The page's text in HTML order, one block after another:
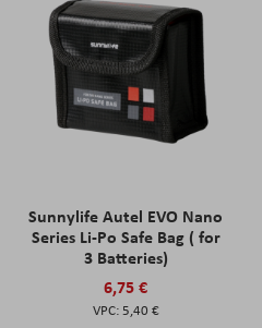
Sunnylife Autel EVO Nano
Series Li-Po Safe Bag ( for
3 Batteries)
6,75 €
5,40 €